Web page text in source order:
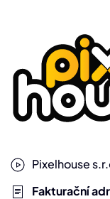
Pixelhouse
Fakturační